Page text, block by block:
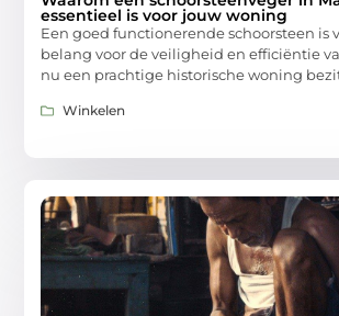
essentieel is voor jouw woning
Een goed functionerende schoorsteen is
belang voor de veiligheid en efficiëntie
nu een prachtige historische woning
Winkelen